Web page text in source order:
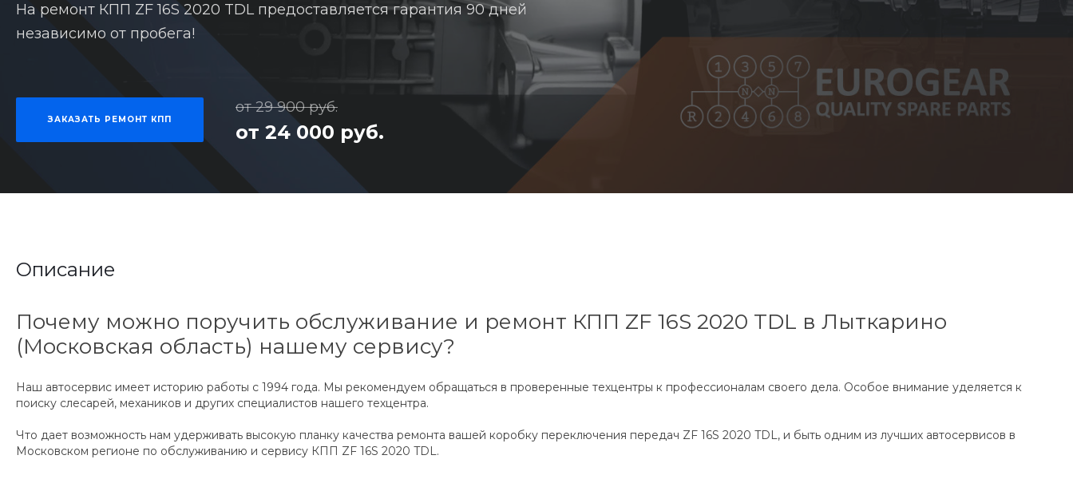
На ремонт КПП ZF 16S 2020 TDL предоставляется гарантия 90 дней
независимо от пробега!
ЗАКАЗАТЬ РЕМОНТ КПП
от 29 900 руб.
от 24 000 руб.
Описание
Почему можно поручить обслуживание и ремонт КПП ZF 16S 2020 TDL в Лыткарино
(Московская область) нашему сервису?
Наш автосервис имеет историю работы с 1994 года. Мы рекомендуем обращаться в проверенные техцентры к профессионалам своего дела. Особое внимание уделяется к
поиску слесарей, механиков и других специалистов нашего техцентра.
Что дает возможность нам удерживать высокую планку качества ремонта вашей коробку переключения передач ZF 16S 2020 TDL, и быть одним из лучших автосервисов в
Московском регионе по обслуживанию и сервису КПП ZF 16S 2020 TDL.